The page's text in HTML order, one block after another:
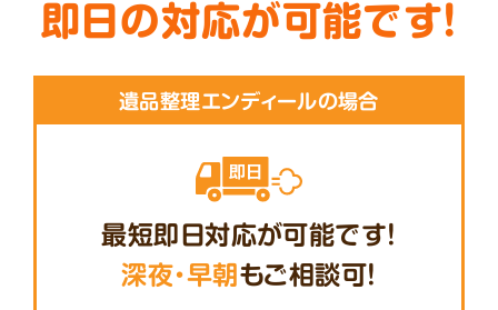
即日の対応が可能です!
遺品整理エンディールの場合
最短即日対応が可能です!
深夜・早朝 もご相談可!